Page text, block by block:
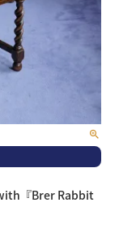
『Brer Rabbit